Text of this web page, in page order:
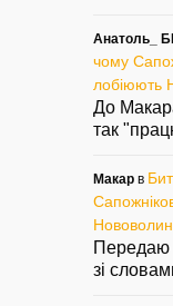
Анатоль_
чому
лобіюють
До
так
Макар в
Передаю
зі